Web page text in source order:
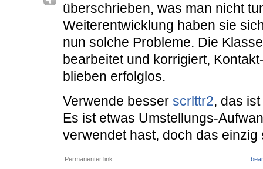
überschrieben, was man nicht
Weiterentwicklung haben sie
nun solche Probleme. Die
bearbeitet und korrigiert,
blieben erfolglos.
Verwende besser scrlttr2, das
Es ist etwas Umstellungs-
verwendet hast, doch das
Permanenter link